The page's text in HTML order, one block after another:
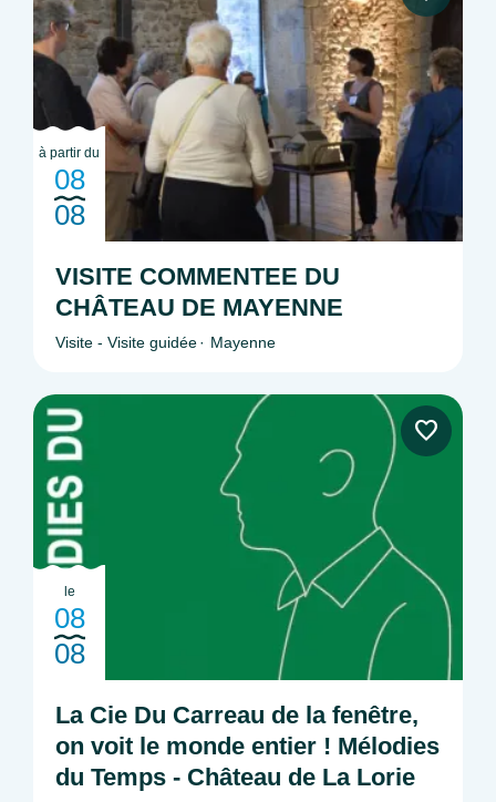
à partir du
08
08
VISITE COMMENTEE DU
CHÂTEAU DE MAYENNE
Visite - Visite guidée Mayenne
le
08
08
La Cie Du Carreau de la fenêtre,
on voit le monde entier ! Mélodies
du Temps - Château de La Lorie